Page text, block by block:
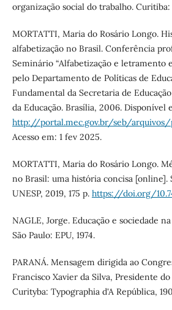
organização social do trabalho. Curitiba:
MORTATTI, Maria do Rosário Longo.
alfabetização no Brasil. Conferência
Seminário “Alfabetização e letramento
pelo Departamento de Políticas de
Fundamental da Secretaria de
da Educação. Brasília, 2006. Disponível
http://portal.mec.gov.br/seb/
Acesso em: 1 fev 2025.
MORTATTI, Maria do Rosário Longo.
no Brasil: uma história concisa [online].
UNESP, 2019, 175 p. https://doi.org/
NAGLE, Jorge. Educação e sociedade
São Paulo: EPU, 1974.
PARANÁ. Mensagem dirigida ao
Francisco Xavier da Silva, Presidente
Curityba: Typographia d'A República,